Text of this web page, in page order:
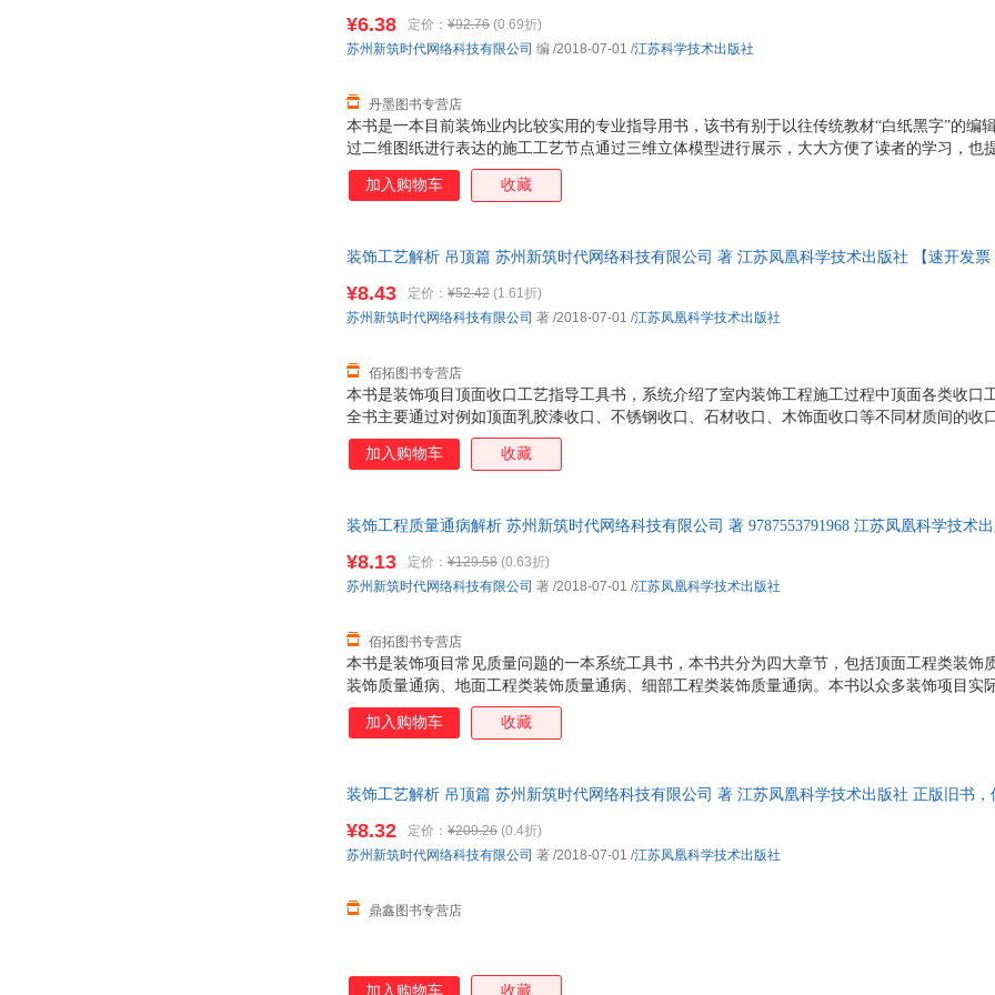
本书是一本目前装饰业内比较实用的专业指导用书，该书有别于以往传统教材“白纸黑字”的编
过二维图纸进行表达的施工工艺节点通过三维立体模型进行展示，大大方便了读者的学习，也
验，是一本相对务实落地的好书。
¥6.38 定价： ¥92.76 (0.69折)
丹墨图书专营店
苏州新筑时代网络科技有限公司 编 /2018-07-01 /江苏科学技术出版社
加入购物车 收藏
装饰工艺解析 吊顶篇 苏州新筑时代网络科技有限公司 著 江苏凤凰科学技术出版社 【速开发
本书是装饰项目顶面收口工艺指导工具书，系统介绍了室内装饰工程施工过程中顶面各类收口
全书主要通过对例如顶面乳胶漆收口、不锈钢收口、石材收口、木饰面收口等不同材质间的收
顶面窗帘盒与吊顶、与幕墙、与墙面等不同部位的收口关系和工艺做法，系统的涵盖了空间内
节点，利用专业软件建模结合CAD深化节点图纸，进行系统剖析，方便查阅。
¥8.43 定价： ¥52.42 (1.61折)
佰拓图书专营店
苏州新筑时代网络科技有限公司 著 /2018-07-01 /江苏凤凰科学技术出版社
加入购物车 收藏
装饰工程质量通病解析 苏州新筑时代网络科技有限公司 著 9787553791968 江苏凤凰科学技术
本书是装饰项目常见质量问题的一本系统工具书，本书共分为四大章节，包括顶面工程类装饰
装饰质量通病、地面工程类装饰质量通病、细部工程类装饰质量通病。本书以众多装饰项目实
对装饰项目施工过程中常见质量问题进行归纳总结，起到帮助装饰项目参与人员在施工前做到
目的。
¥8.13 定价： ¥129.58 (0.63折)
佰拓图书专营店
苏州新筑时代网络科技有限公司 著 /2018-07-01 /江苏凤凰科学技术出版社
加入购物车 收藏
装饰工艺解析 吊顶篇 苏州新筑时代网络科技有限公司 著 江苏凤凰科学技术出版社 正版旧书
¥8.32 定价： ¥209.26 (0.4折)
鼎鑫图书专营店
苏州新筑时代网络科技有限公司 著 /2018-07-01 /江苏凤凰科学技术出版社
加入购物车 收藏